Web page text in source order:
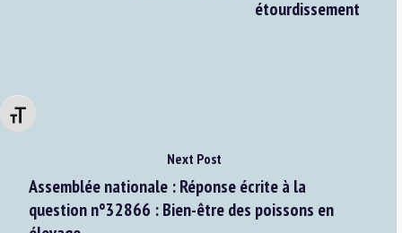
Changer la taille de la police
étourdissement
Next Post
Assemblée nationale : Réponse écrite à la
question n°32866 : Bien-être des poissons en